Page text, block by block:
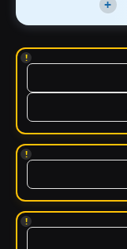
+
!
!
!